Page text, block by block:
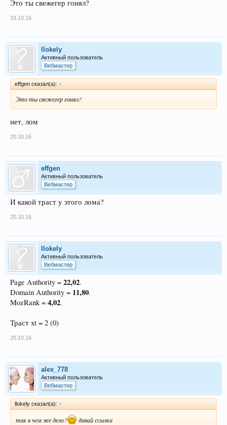
Это ты свежегер гонял?
19.10.16
llokely
Активный пользователь
Вебмастер
effgen сказал(а): ↑
Это ты свежегер гонял?
нет, лом
20.10.16
effgen
Активный пользователь
Вебмастер
И какой траст у этого лома?
20.10.16
llokely
Активный пользователь
Вебмастер
Page Authority = 22,02.
Domain Authority = 11,80.
MozRank = 4,02.
Траст xt = 2 (0)
20.10.16
alex_778
Активный пользователь
Вебмастер
llokely сказал(а): ↑
так в чем же дело? давай ссылки